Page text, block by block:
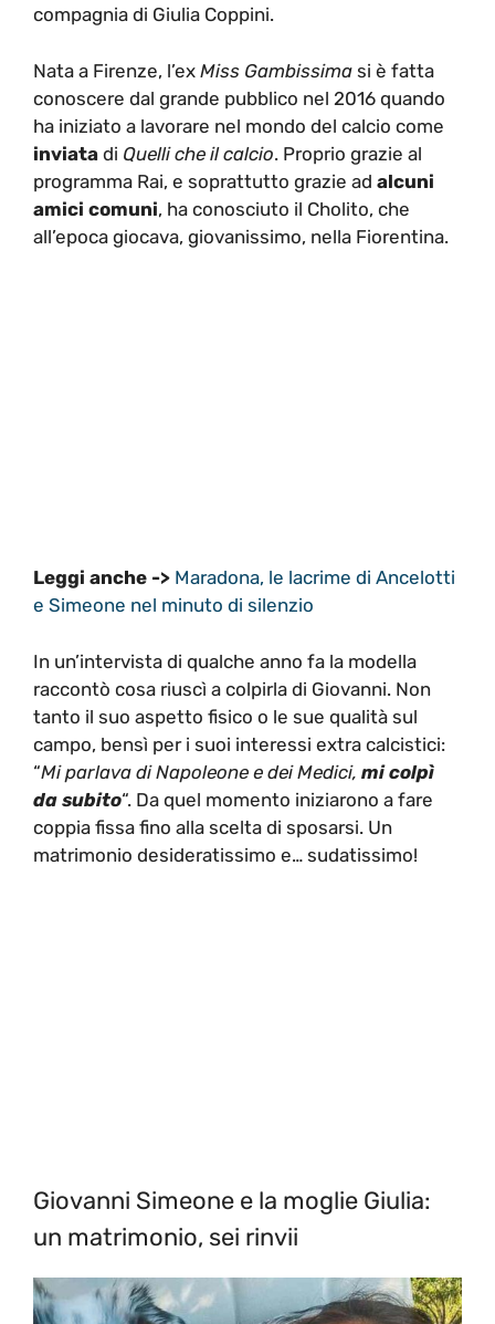
compagnia di Giulia Coppini.
Nata a Firenze, l’ex Miss Gambissima si è fatta
conoscere dal grande pubblico nel 2016 quando
ha iniziato a lavorare nel mondo del calcio come
inviata di Quelli che il calcio. Proprio grazie al
programma Rai, e soprattutto grazie ad alcuni
amici comuni, ha conosciuto il Cholito, che
all’epoca giocava, giovanissimo, nella Fiorentina.
Leggi anche -> Maradona, le lacrime di Ancelotti
e Simeone nel minuto di silenzio
In un’intervista di qualche anno fa la modella
raccontò cosa riuscì a colpirla di Giovanni. Non
tanto il suo aspetto fisico o le sue qualità sul
campo, bensì per i suoi interessi extra calcistici:
“Mi parlava di Napoleone e dei Medici, mi colpì
da subito“. Da quel momento iniziarono a fare
coppia fissa fino alla scelta di sposarsi. Un
matrimonio desideratissimo e… sudatissimo!
Giovanni Simeone e la moglie Giulia:
un matrimonio, sei rinvii